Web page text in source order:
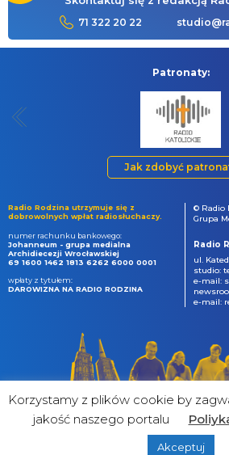
71 322 20 22
Patronaty:
Jak zdobyć
Radio Rodzina utrzymuje się z
dobrowolnych wpłat radiosłuchaczy.
numer rachunku bankowego:
Johanneum - grupa medialna
Archidiecezji Wrocławskiej
69 1600 1462 1813 6262 6000 0001
wpłaty z tytułem:
DAROWIZNA NA RADIO RODZINA
© Radio
Grupa
Radio
ul.
studio:
e-mail:
e-mail:
&
Korzystamy z plików cookie by
jakość naszego portalu
Akceptuj